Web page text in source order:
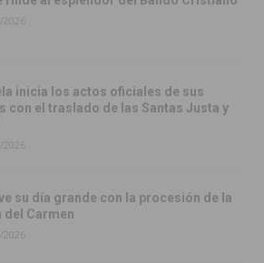
2026
inicia los actos oficiales de sus
con el traslado de las Santas Justa y
2026
su día grande con la procesión de la
del Carmen
2026